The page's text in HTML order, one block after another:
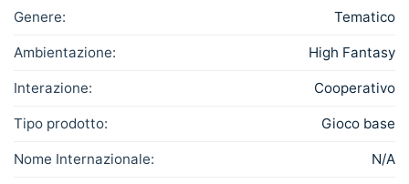
Genere: Tematico
Ambientazione: High Fantasy
Interazione: Cooperativo
Tipo prodotto: Gioco base
Nome Internazionale: N/A